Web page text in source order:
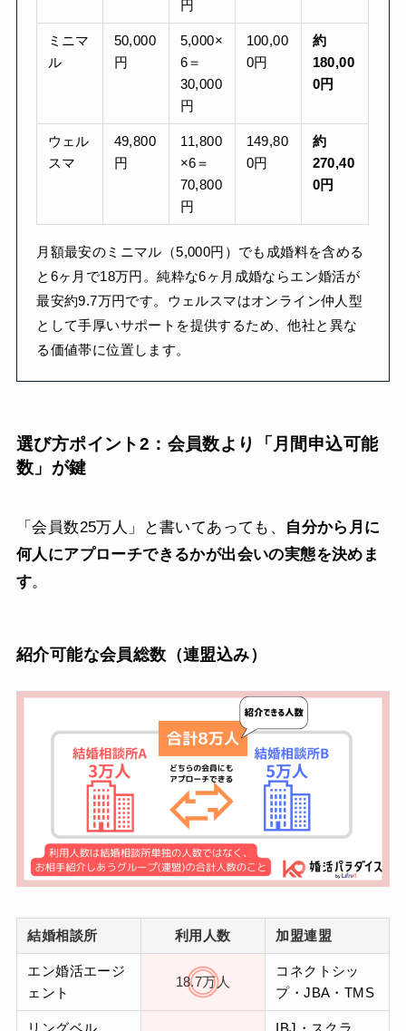
円
ミニマ
ル
50,000
円
5,000×
6＝
30,000
円
100,00
0円
約
180,00
0円
ウェル
スマ
49,800
円
11,800
×6＝
70,800
円
149,80
0円
約
270,40
0円
月額最安のミニマル（5,000円）でも成婚料を含める
と6ヶ月で18万円。純粋な6ヶ月成婚ならエン婚活が
最安約9.7万円です。ウェルスマはオンライン仲人型
として手厚いサポートを提供するため、他社と異な
る価値帯に位置します。
選び方ポイント2：会員数より「月間申込可能
数」が鍵
「会員数25万人」と書いてあっても、 自分から月に
何人にアプローチできるかが出会いの実態を決めま
す。
紹介可能な会員総数（連盟込み）
結婚相談所 利用人数 加盟連盟
エン婚活エージ
ェント
18.7万人
コネクトシッ
プ・JBA・TMS